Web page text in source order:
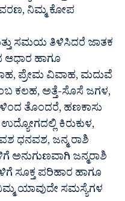
ನಿಮ್ಮ ಕೋಪ
ಸಮಯ ತಿಳಿಸಿದರೆ ಜಾತಕ
ಆಧಾರ ಹಾಗೂ
ಪ್ರೇಮ ವಿವಾಹ, ಮದುವೆ
ಕಲಹ, ಅತ್ತೆ-ಸೊಸೆ ಜಗಳ,
ತೊಂದರೆ, ಹಣಕಾಸು
ಉದ್ಯೋಗದಲ್ಲಿ ಕಿರುಕುಳ,
ಧನವಶ, ಜನ್ಮ ರಾಶಿ
ಅನುಗುಣವಾಗಿ ಜನ್ಮರಾಶಿ
ಸೂಕ್ತ ಪರಿಹಾರ ಹಾಗೂ
ಯಾವುದೇ ಸಮಸ್ಯೆಗಳ